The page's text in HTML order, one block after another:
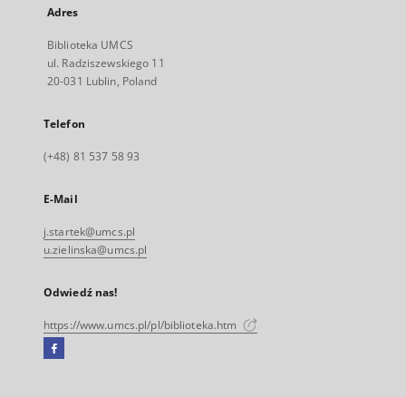
Adres
Biblioteka UMCS
ul. Radziszewskiego 11
20-031 Lublin, Poland
Telefon
(+48) 81 537 58 93
E-Mail
j.startek@umcs.pl
u.zielinska@umcs.pl
Odwiedź nas!
https://www.umcs.pl/pl/biblioteka.htm
Facebook